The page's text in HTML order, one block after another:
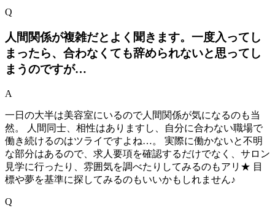
Q
人間関係が複雑だとよく聞きます。一度入ってし
まったら、合わなくても辞められないと思ってし
まうのですが…
A
一日の大半は美容室にいるので人間関係が気になるのも当
然。 人間同士、相性はありますし、自分に合わない職場で
働き続けるのはツライですよね…。 実際に働かないと不明
な部分はあるので、求人要項を確認するだけでなく、サロン
見学に行ったり、雰囲気を調べたりしてみるのもアリ★ 目
標や夢を基準に探してみるのもいいかもしれません♪
Q